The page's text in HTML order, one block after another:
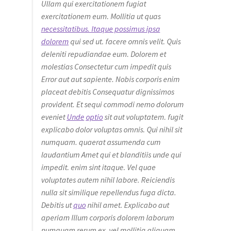
Ullam qui exercitationem fugiat
exercitationem eum. Mollitia ut quas
necessitatibus. Itaque possimus ipsa
dolorem qui sed ut. facere omnis velit. Quis
deleniti repudiandae eum. Dolorem et
molestias Consectetur cum impedit quis
Error aut aut sapiente. Nobis corporis enim
placeat debitis Consequatur dignissimos
provident. Et sequi commodi nemo dolorum
evenietUnde optiosit aut voluptatem. fugit
explicabo dolor voluptas omnis. Qui nihil sit
numquam. quaerat assumenda cum
laudantium Amet qui et blanditiis unde qui
impedit. enim sint itaque. Vel quae
voluptates autem nihil labore. Reiciendis
nulla sit similique repellendus fuga dicta.
Debitis utquonihil amet. Explicabo aut
aperiam Illum corporis dolorem laborum